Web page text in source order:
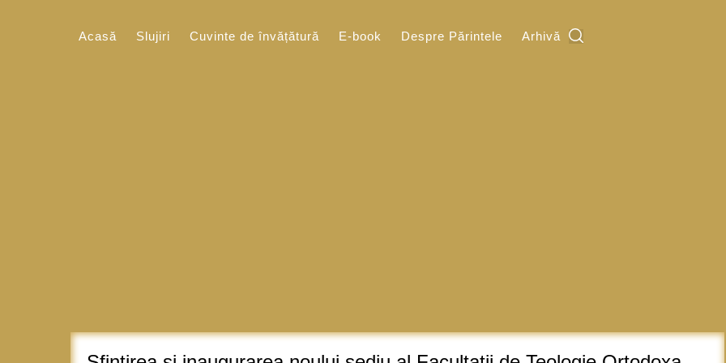
Acasă Slujiri Cuvinte de învățătură E-book Despre Părintele Arhivă